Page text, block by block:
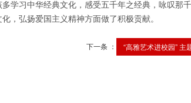
学习中华经典文化，感受五千年之经典，咏叹那
，弘扬爱国主义精神方面做了积极贡献。
下一条 ： “高雅艺术进校园” 主